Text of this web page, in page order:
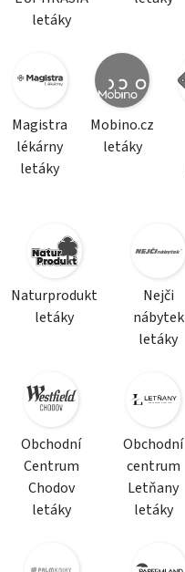
letáky
Magistra
lékárny
letáky
Mobino.cz
letáky
Naturprodukt
letáky
Nejči
nábytek
letáky
Obchodní
Centrum
Chodov
letáky
Obchodní
centrum
Letňany
letáky